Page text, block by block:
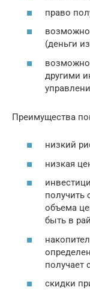
право
(деньги
другими
Преимущества
низкий
низкая
получить
объема
быть в
получает
скидки